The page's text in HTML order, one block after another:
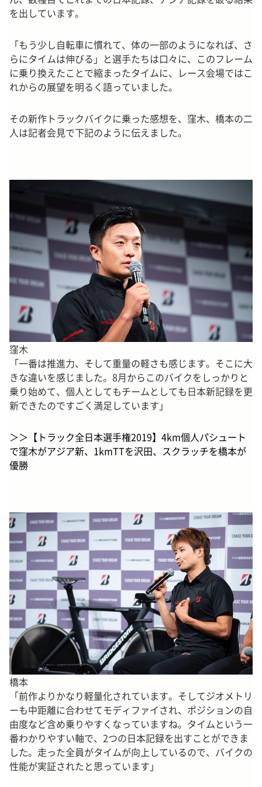
を出しています。
「もう少し自転車に慣れて、体の一部のようになれば、さ
らにタイムは伸びる」と選手たちは口々に、このフレーム
に乗り換えたことで縮まったタイムに、レース会場ではこ
れからの展望を明るく語っていました。
その新作トラックバイクに乗った感想を、窪木、橋本の二
人は記者会見で下記のように伝えました。
窪木
「一番は推進力、そして重量の軽さも感じます。そこに大
きな違いを感じました。8月からこのバイクをしっかりと
乗り始めて、個人としてもチームとしても日本新記録を更
新できたのですごく満足しています」
＞＞【トラック全日本選手権2019】4km個人パシュート
で窪木がアジア新、1kmTTを沢田、スクラッチを橋本が
優勝
橋本
「前作よりかなり軽量化されています。そしてジオメトリ
ーも中距離に合わせてモディファイされ、ポジションの自
由度など含め乗りやすくなっていますね。タイムという一
番わかりやすい軸で、2つの日本記録を出すことができま
した。走った全員がタイムが向上しているので、バイクの
性能が実証されたと思っています」